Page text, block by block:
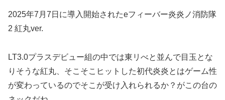
2025年7月7日に導入開始されたeフィーバー炎炎ノ消防隊
2 紅丸ver.
LT3.0プラスデビュー組の中では東リべと並んで目玉とな
りそうな紅丸、そこそこヒットした初代炎炎とはゲーム性
が変わっているのでそこが受け入れられるか？がこの台の